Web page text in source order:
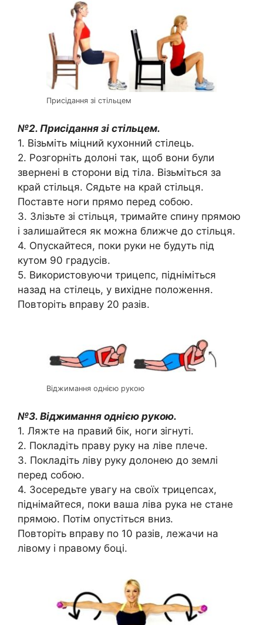
Присідання зі стільцем
№2. Присідання зі стільцем.
1. Візьміть міцний кухонний стілець.
2. Розгорніть долоні так, щоб вони були
звернені в сторони від тіла. Візьміться за
край стільця. Сядьте на край стільця.
Поставте ноги прямо перед собою.
3. Злізьте зі стільця, тримайте спину прямою
і залишайтеся як можна ближче до стільця.
4. Опускайтеся, поки руки не будуть під
кутом 90 градусів.
5. Використовуючи трицепс, підніміться
назад на стілець, у вихідне положення.
Повторіть вправу 20 разів.
Віджимання однією рукою
№3. Віджимання однією рукою.
1. Ляжте на правий бік, ноги зігнуті.
2. Покладіть праву руку на ліве плече.
3. Покладіть ліву руку долонею до землі
перед собою.
4. Зосередьте увагу на своїх трицепсах,
піднімайтеся, поки ваша ліва рука не стане
прямою. Потім опустіться вниз.
Повторіть вправу по 10 разів, лежачи на
лівому і правому боці.